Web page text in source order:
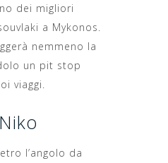
dei migliori
a Mykonos.
nemmeno la
un pit stop
viaggi.
l’angolo da